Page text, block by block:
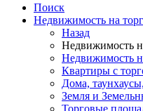
Поиск
Недвижимость на
Назад
Недвижимость
Недвижимость
Квартиры с
Дома,
Земля и
Торговые